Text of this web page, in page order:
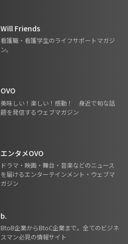
Will Friends
看護職・看護学生のライフサポートマガジ
ン。
OVO
美味しい！楽しい！感動！ 身近で旬な話
題を発信するウェブマガジン
エンタメOVO
ドラマ・映画・舞台・音楽などのニュース
を届けるエンターテインメント・ウェブマ
ガジン
b.
BtoB企業からBtoC企業まで。全てのビジネ
スマン必見の情報サイト